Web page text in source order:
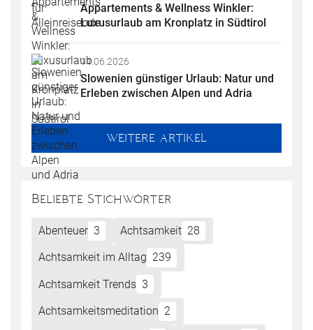
Appartements & Wellness Winkler:
Luxusurlaub am Kronplatz in Südtirol
14.06.2026
Slowenien günstiger Urlaub: Natur und
Erleben zwischen Alpen und Adria
WEITERE ARTIKEL
Beliebte Stichwörter
Abenteuer 3 Achtsamkeit 28
Achtsamkeit im Alltag 239
Achtsamkeit Trends 3
Achtsamkeitsmeditation 2